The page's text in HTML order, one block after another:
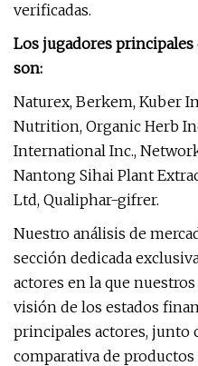
verificadas.
Los jugadores
son:
Naturex, Berkem, Kuber
Nutrition, Organic Herb
International Inc.,
Nantong Sihai Plant
Ltd, Qualiphar-gifrer.
Nuestro análisis de
sección dedicada
actores en la que
visión de los estados
principales actores, junto
comparativa de productos